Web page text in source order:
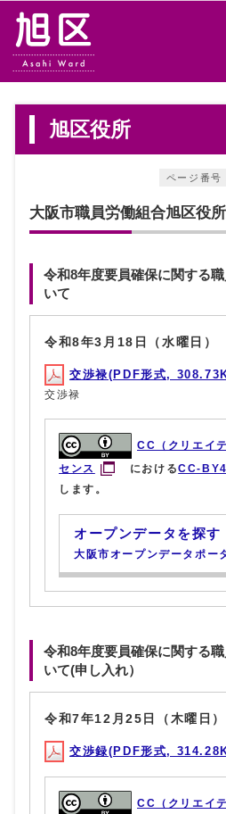
旭区役所
ページ番号
大阪市職員労働組合旭区役
令和8年度要員確保に関する
いて
令和8年3月18日（水曜日）
交渉禄(PDF形式,
交渉禄
CC（クリエイ
センス
におけるCC-
します。
オープンデータを探す
大阪市オープンデータポー
令和8年度要員確保に関する
いて(申し入れ）
令和7年12月25日（木曜日）
交渉録(PDF形式,
CC（クリエイ